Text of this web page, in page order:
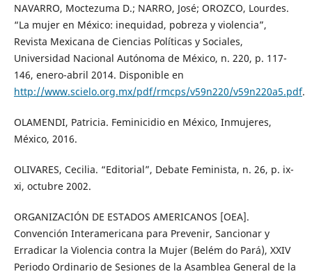
NAVARRO, Moctezuma D.; NARRO, José; OROZCO, Lourdes.
“La mujer en México: inequidad, pobreza y violencia”,
Revista Mexicana de Ciencias Políticas y Sociales,
Universidad Nacional Autónoma de México, n. 220, p. 117-
146, enero-abril 2014. Disponible en
http://www.scielo.org.mx/pdf/rmcps/v59n220/v59n220a5.pdf.
OLAMENDI, Patricia. Feminicidio en México, Inmujeres,
México, 2016.
OLIVARES, Cecilia. “Editorial”, Debate Feminista, n. 26, p. ix-
xi, octubre 2002.
ORGANIZACIÓN DE ESTADOS AMERICANOS [OEA].
Convención Interamericana para Prevenir, Sancionar y
Erradicar la Violencia contra la Mujer (Belém do Pará), XXIV
Periodo Ordinario de Sesiones de la Asamblea General de la